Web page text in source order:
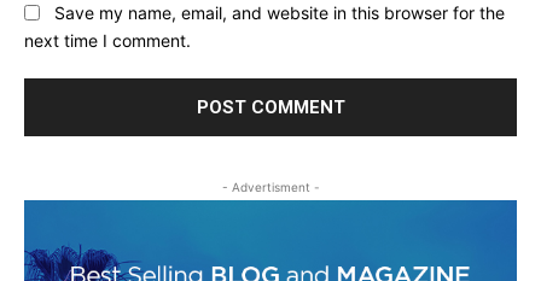
Save my name, email, and website in this browser for the
next time I comment.
- Advertisment -